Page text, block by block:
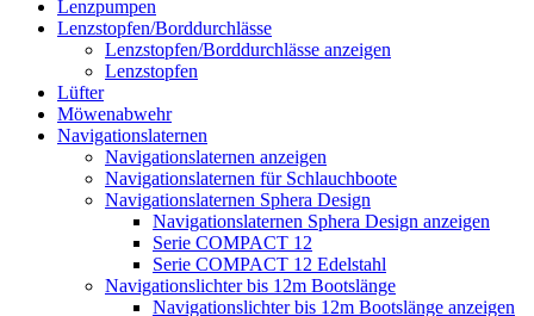
Lenzpumpen
Lenzstopfen/Borddurchlässe
Lenzstopfen/Borddurchlässe anzeigen
Lenzstopfen
Lüfter
Möwenabwehr
Navigationslaternen
Navigationslaternen anzeigen
Navigationslaternen für Schlauchboote
Navigationslaternen Sphera Design
Navigationslaternen Sphera Design anzeigen
Serie COMPACT 12
Serie COMPACT 12 Edelstahl
Navigationslichter bis 12m Bootslänge
Navigationslichter bis 12m Bootslänge anzeigen